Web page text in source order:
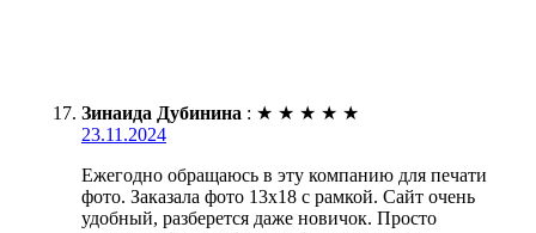
Зинаида Дубинина : ★ ★ ★ ★ ★
23.11.2024
Ежегодно обращаюсь в эту компанию для печати
фото. Заказала фото 13х18 с рамкой. Сайт очень
удобный, разберется даже новичок. Просто